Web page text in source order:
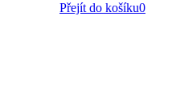
Přejít do košíku0